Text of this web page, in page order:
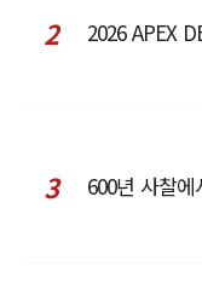
2
3